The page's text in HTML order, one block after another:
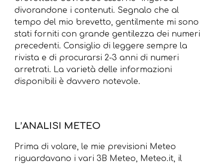
divorandone i contenuti. Segnalo che al
tempo del mio brevetto, gentilmente mi sono
stati forniti con grande gentilezza dei numeri
precedenti. Consiglio di leggere sempre la
rivista e di procurarsi 2-3 anni di numeri
arretrati. La varietà delle informazioni
disponibili è davvero notevole.
L’ANALISI METEO
Prima di volare, le mie previsioni Meteo
riguardavano i vari 3B Meteo, Meteo.it, il